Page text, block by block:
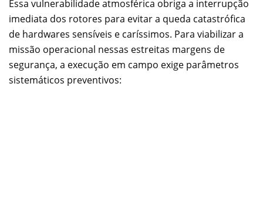
Essa vulnerabilidade atmosférica obriga a interrupção
imediata dos rotores para evitar a queda catastrófica
de hardwares sensíveis e caríssimos. Para viabilizar a
missão operacional nessas estreitas margens de
segurança, a execução em campo exige parâmetros
sistemáticos preventivos: